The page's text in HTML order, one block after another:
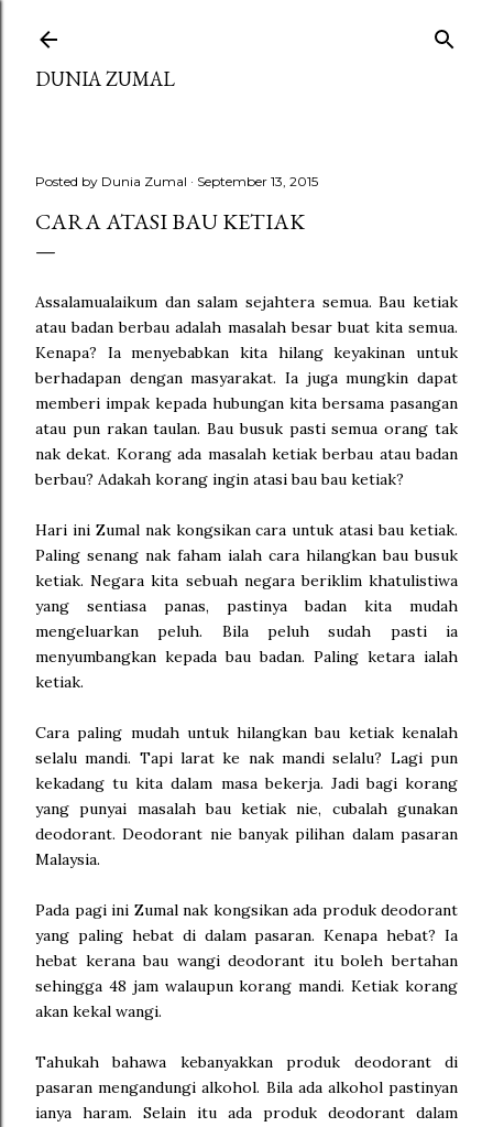
DUNIA ZUMAL
Posted by Dunia Zumal September 13, 2015
CARA ATASI BAU KETIAK
Assalamualaikum dan salam sejahtera semua. Bau ketiak
atau badan berbau adalah masalah besar buat kita semua.
Kenapa? Ia menyebabkan kita hilang keyakinan untuk
berhadapan dengan masyarakat. Ia juga mungkin dapat
memberi impak kepada hubungan kita bersama pasangan
atau pun rakan taulan. Bau busuk pasti semua orang tak
nak dekat. Korang ada masalah ketiak berbau atau badan
berbau? Adakah korang ingin atasi bau bau ketiak?
Hari ini Zumal nak kongsikan cara untuk atasi bau ketiak.
Paling senang nak faham ialah cara hilangkan bau busuk
ketiak. Negara kita sebuah negara beriklim khatulistiwa
yang sentiasa panas, pastinya badan kita mudah
mengeluarkan peluh. Bila peluh sudah pasti ia
menyumbangkan kepada bau badan. Paling ketara ialah
ketiak.
Cara paling mudah untuk hilangkan bau ketiak kenalah
selalu mandi. Tapi larat ke nak mandi selalu? Lagi pun
kekadang tu kita dalam masa bekerja. Jadi bagi korang
yang punyai masalah bau ketiak nie, cubalah gunakan
deodorant. Deodorant nie banyak pilihan dalam pasaran
Malaysia.
Pada pagi ini Zumal nak kongsikan ada produk deodorant
yang paling hebat di dalam pasaran. Kenapa hebat? Ia
hebat kerana bau wangi deodorant itu boleh bertahan
sehingga 48 jam walaupun korang mandi. Ketiak korang
akan kekal wangi.
Tahukah bahawa kebanyakkan produk deodorant di
pasaran mengandungi alkohol. Bila ada alkohol pastinyan
ianya haram. Selain itu ada produk deodorant dalam